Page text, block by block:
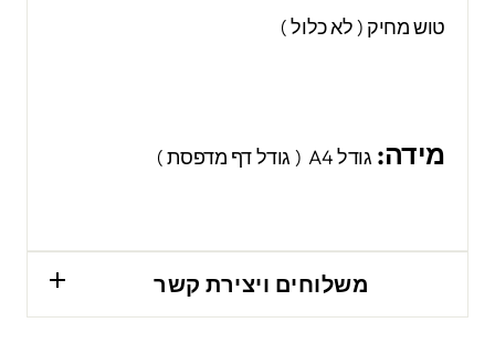
טוש מחיק ( לא כלול )
מידה: גודל A4 ( גודל דף מדפסת )
משלוחים ויצירת קשר